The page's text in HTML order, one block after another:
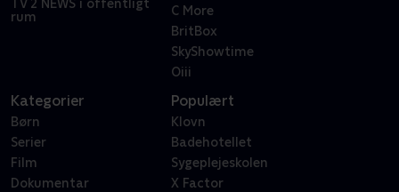
TV 2 NEWS i offentligt
rum
C More
BritBox
SkyShowtime
Oiii
Kategorier
Børn
Serier
Film
Dokumentar
Populært
Klovn
Badehotellet
Sygeplejeskolen
X Factor